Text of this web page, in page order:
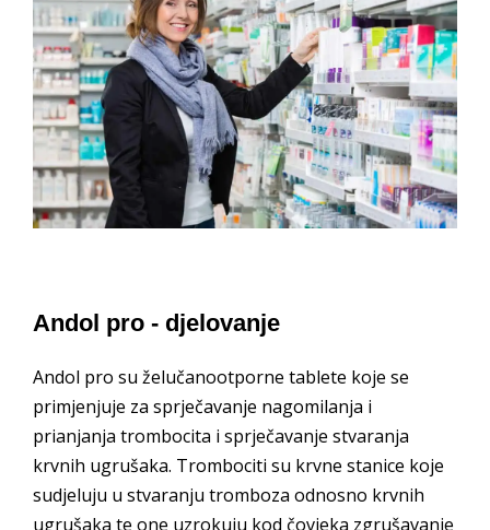
Andol pro - djelovanje
Andol pro su želučanootporne tablete koje se
primjenjuje za sprječavanje nagomilanja i
prianjanja trombocita i sprječavanje stvaranja
krvnih ugrušaka. Trombociti su krvne stanice koje
sudjeluju u stvaranju tromboza odnosno krvnih
ugrušaka te one uzrokuju kod čovjeka zgrušavanje